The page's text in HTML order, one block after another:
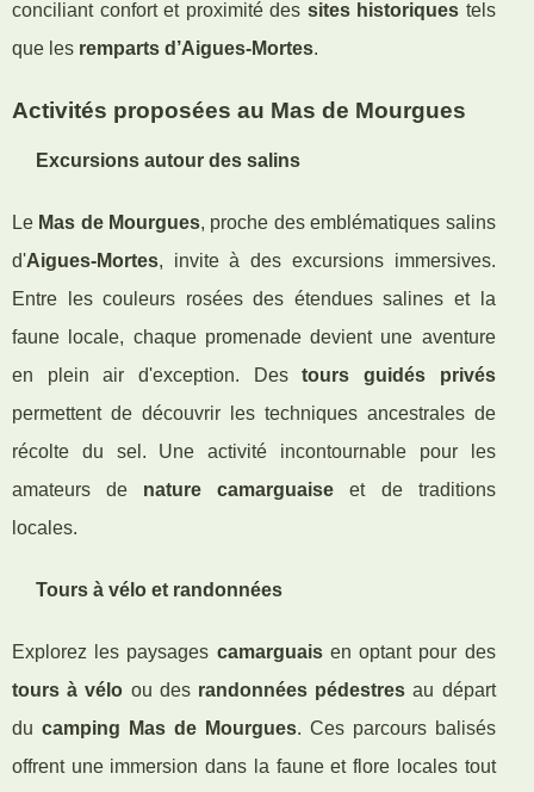
conciliant confort et proximité des sites historiques tels
que les remparts d’Aigues-Mortes.
Activités proposées au Mas de Mourgues
Excursions autour des salins
Le Mas de Mourgues, proche des emblématiques salins
d'Aigues-Mortes, invite à des excursions immersives.
Entre les couleurs rosées des étendues salines et la
faune locale, chaque promenade devient une aventure
en plein air d'exception. Destours guidés privés
permettent de découvrir les techniques ancestrales de
récolte du sel. Une activité incontournable pour les
amateurs de nature camarguaise et de traditions
locales.
Tours à vélo et randonnées
Explorez les paysages camarguaisen optant pour des
tours à vélo ou des randonnées pédestres au départ
du camping Mas de Mourgues. Ces parcours balisés
offrent une immersion dans la faune et flore locales tout